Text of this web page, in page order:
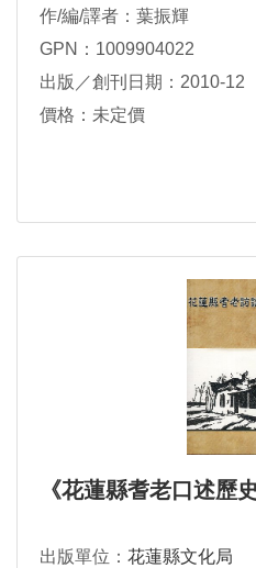
作/編/譯者：葉振輝
GPN：1009904022
出版／創刊日期：2010-12
價格：未定價
《花蓮縣耆老口述歷
出版單位： 花蓮縣文化局